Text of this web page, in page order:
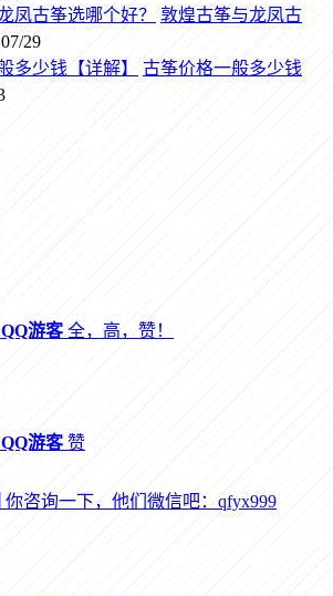
敦煌古筝与龙凤古
07/29
古筝价格一般多少钱
QQ游客全，高，赞！
QQ游客赞
你咨询一下，他们微信吧：qfyx999